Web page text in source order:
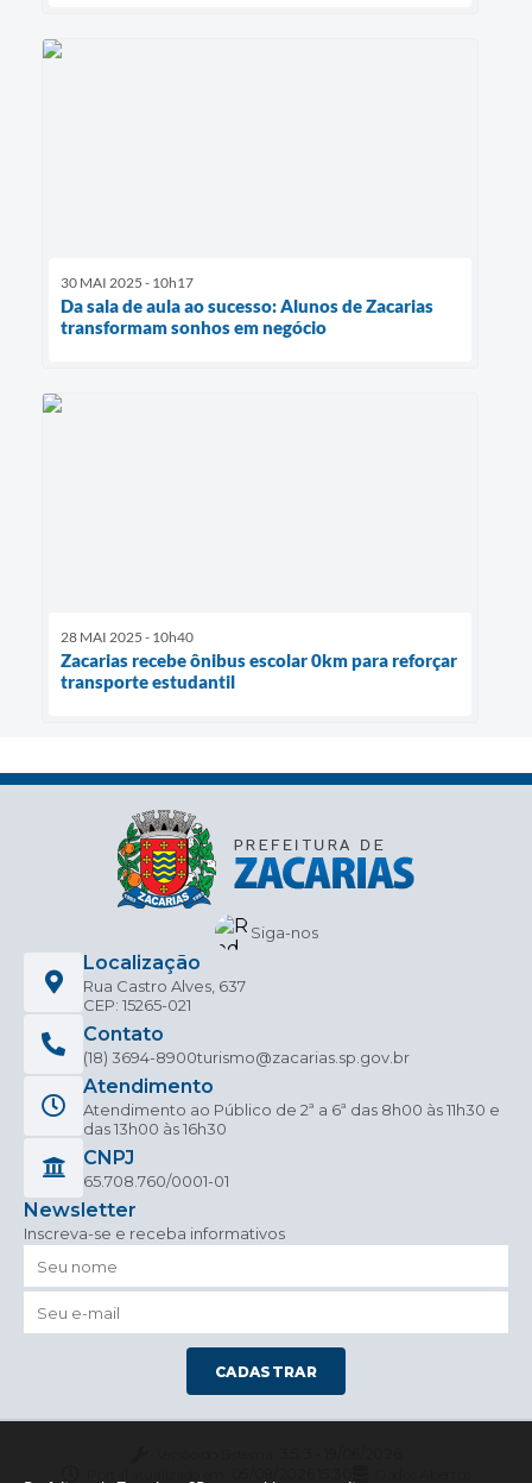
30 MAI 2025 - 10h17
Da sala de aula ao sucesso: Alunos de Zacarias
transformam sonhos em negócio
28 MAI 2025 - 10h40
Zacarias recebe ônibus escolar 0km para reforçar
transporte estudantil
Siga-nos
Localização
Rua Castro Alves, 637
CEP: 15265-021
Contato
(18) 3694-8900turismo@zacarias.sp.gov.br
Atendimento
Atendimento ao Público de 2ª a 6ª das 8h00 às 11h30 e
das 13h00 às 16h30
CNPJ
65.708.760/0001-01
Newsletter
Inscreva-se e receba informativos
CADASTRAR